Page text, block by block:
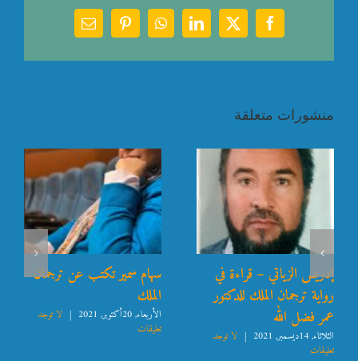
Facebook
X
LinkedIn
WhatsApp
Pinterest
Email
منشورات متعلقة
إدريس الزياتي – قراءة في
رواية ترجمان الملك للدكتور
عمر فضل الله
الثلاثاء, 14ديسمبر, 2021 | لا توجد
تعليقات
سهام سمير تكتب عن ترجمان
الملك
الأربعاء, 20أكتوبر, 2021 | لا توجد
تعليقات